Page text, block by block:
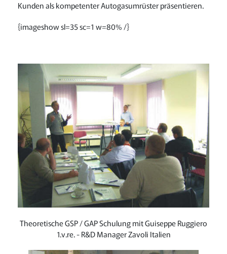
Kunden als kompetenter Autogasumrüster präsentieren.
{imageshow sl=35 sc=1 w=80% /}
Theoretische GSP / GAP Schulung mit Guiseppe Ruggiero
1.v.re. - R&D Manager Zavoli Italien